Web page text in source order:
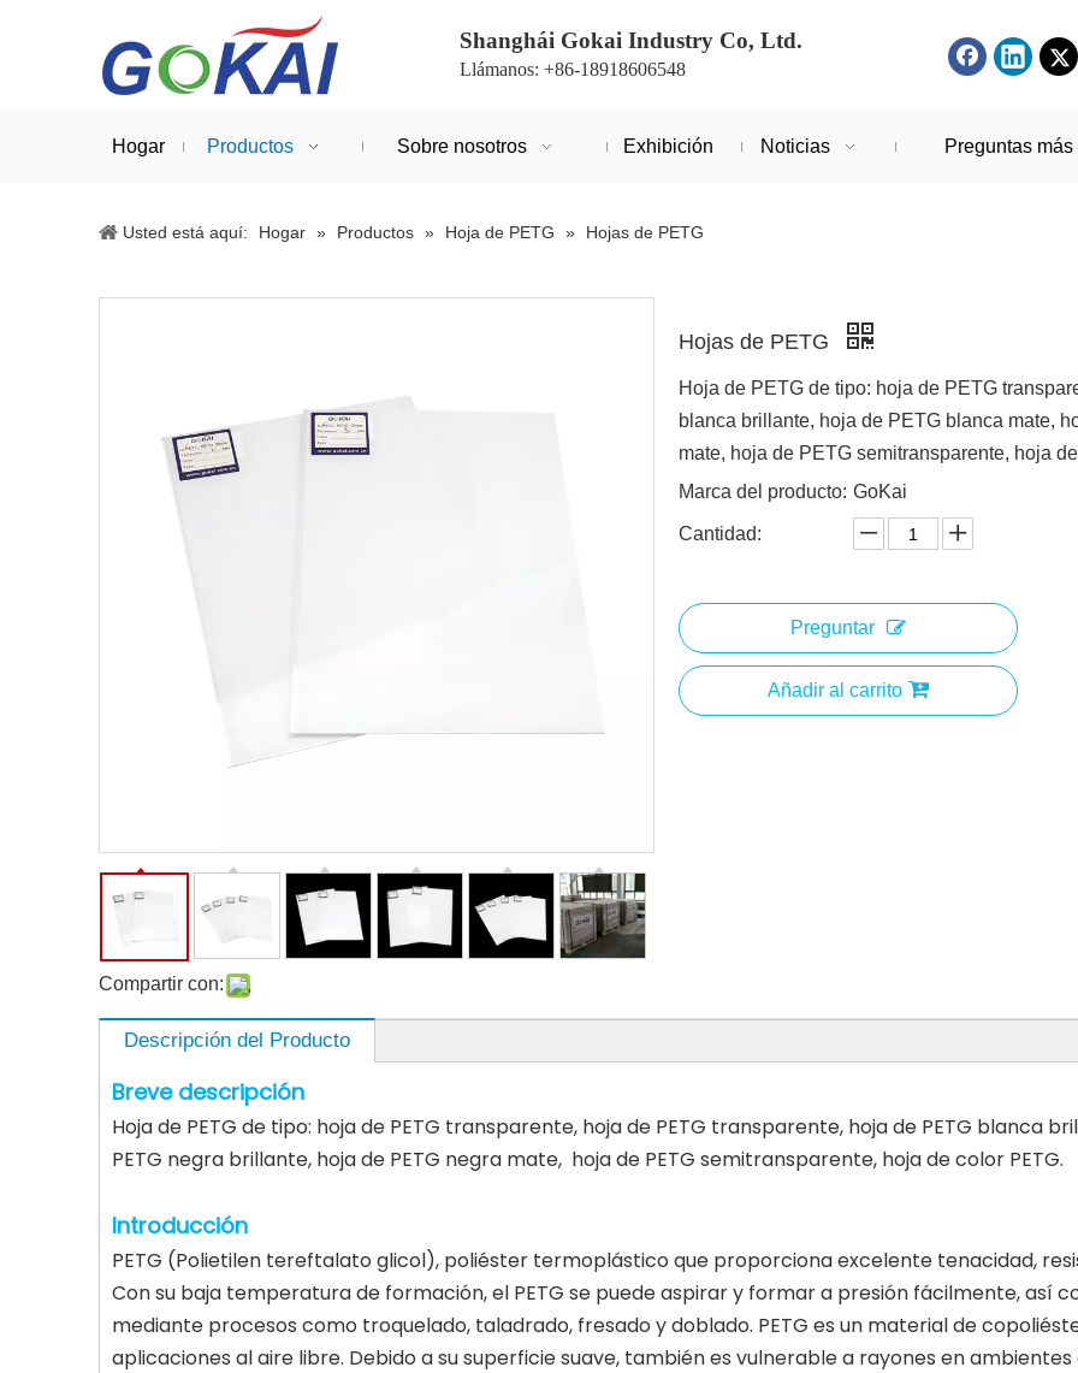
Shanghái Gokai Industry Co, Ltd.
Llámanos: +86-18918606548
Hogar Productos Sobre nosotros Exhibición Noticias Preguntas
Usted está aquí: Hogar » Productos » Hoja de PETG » Hojas de PETG
Compartir con:
Hojas de PETG
Hoja de PETG de tipo: hoja de PETG
blanca brillante, hoja de PETG blanca mate,
mate, hoja de PETG semitransparente, hoja
Marca del producto: GoKai
Cantidad:
Preguntar
Añadir al carrito
Descripción del Producto
Breve descripción
Hoja de PETG de tipo: hoja de PETG transparente, hoja de PETG transparente, hoja de PETG blanca
PETG negra brillante, hoja de PETG negra mate, hoja de PETG semitransparente, hoja de color PETG.
Introducción
PETG (Polietilen tereftalato glicol), poliéster termoplástico que proporciona excelente tenacidad,
Con su baja temperatura de formación, el PETG se puede aspirar y formar a presión fácilmente, así
mediante procesos como troquelado, taladrado, fresado y doblado. PETG es un material de
aplicaciones al aire libre. Debido a su superficie suave, también es vulnerable a rayones en